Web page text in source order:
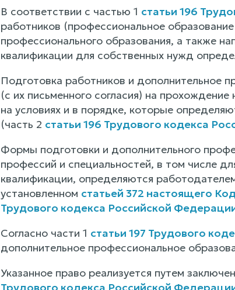
В соответствии с частью 1 статьи 196
работников (профессиональное
профессионального образования, а также
квалификации для собственных нужд
Подготовка работников и дополнительное
(с их письменного согласия) на
на условиях и в порядке, которые
(часть 2 статьи 196 Трудового кодекса
Формы подготовки и дополнительного
профессий и специальностей, в том числе
квалификации, определяются
установленном статьей 372 настоящего
Трудового кодекса Российской
Согласно части 1 статьи 197 Трудового
дополнительное профессиональное
Указанное право реализуется путем